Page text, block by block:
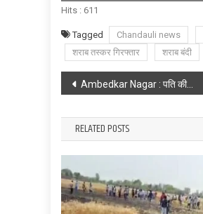
Hits : 611
Tagged Chandauli news
शराब तस्कर गिरफ्तार
शराब बंदी
Post
navigation
Ambedkar Nagar : पति की मौत के बाद पत्नी ने भी तोड़ा दम, एक साथ उठी दोनों की अर्थी
RELATED POSTS